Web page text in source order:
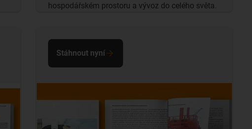
hospodářském prostoru a vývoz do celého světa.
Stáhnout nyní